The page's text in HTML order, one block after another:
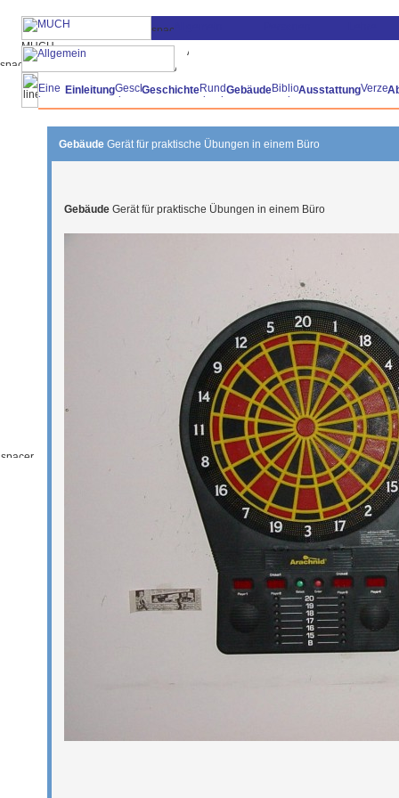
Einleitung Geschichte Gebäude Ausstattung
Gebäude Gerät für praktische Übungen in einem Büro
Gebäude Gerät für praktische Übungen in einem Büro